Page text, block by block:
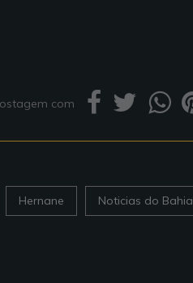
com
Hernane Noticias do Bahia